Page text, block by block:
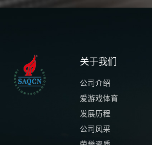
关于我们
公司介绍
爱游戏体育
发展历程
公司风采